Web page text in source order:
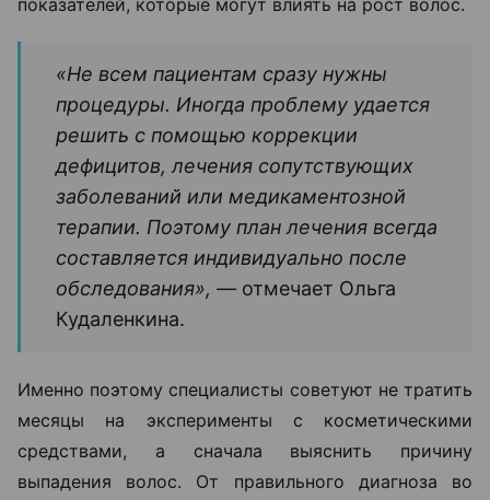
показателей, которые могут влиять на рост волос.
«Не всем пациентам сразу нужны
процедуры. Иногда проблему удается
решить с помощью коррекции
дефицитов, лечения сопутствующих
заболеваний или медикаментозной
терапии. Поэтому план лечения всегда
составляется индивидуально после
обследования», — отмечает Ольга
Кудаленкина.
Именно поэтому специалисты советуют не тратить
месяцы на эксперименты с косметическими
средствами, а сначала выяснить причину
выпадения волос. От правильного диагноза во